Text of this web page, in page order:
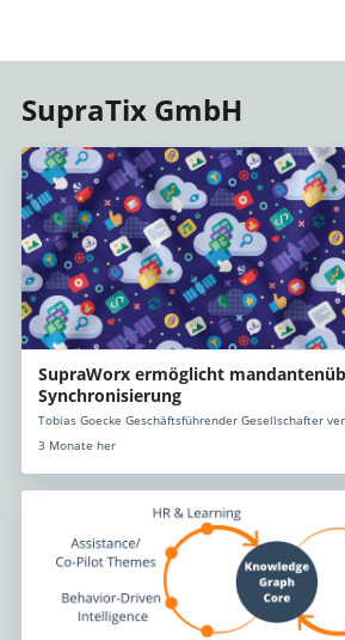
SupraTix GmbH
SupraWorx ermöglicht
Synchronisierung
Tobias Goecke Geschäftsführender Gesellschafter
3 Monate her